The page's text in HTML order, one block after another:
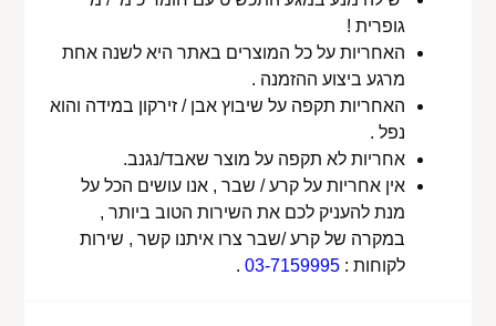
גופרית !
האחריות על כל המוצרים באתר היא לשנה אחת
מרגע ביצוע ההזמנה .
האחריות תקפה על שיבוץ אבן / זירקון במידה והוא
נפל .
אחריות לא תקפה על מוצר שאבד/נגנב.
אין אחריות על קרע / שבר , אנו עושים הכל על
מנת להעניק לכם את השירות הטוב ביותר ,
במקרה של קרע /שבר צרו איתנו קשר , שירות
לקוחות :03-7159995
.